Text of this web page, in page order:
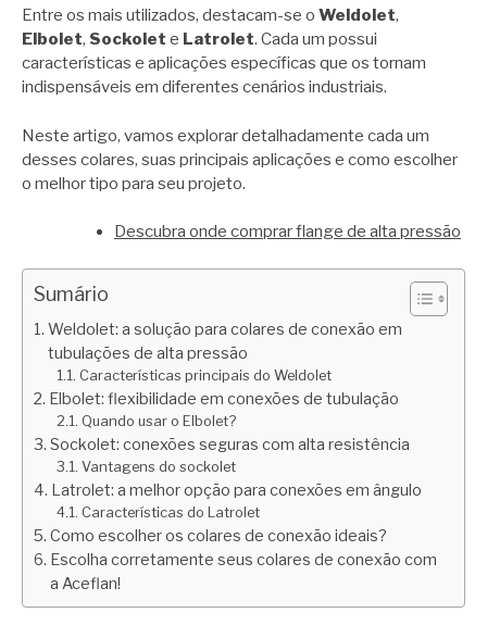
Entre os mais utilizados, destacam-se o Weldolet,
Elbolet, Sockolet e Latrolet. Cada um possui
características e aplicações específicas que os tornam
indispensáveis em diferentes cenários industriais.
Neste artigo, vamos explorar detalhadamente cada um
desses colares, suas principais aplicações e como escolher
o melhor tipo para seu projeto.
Descubra onde comprar flange de alta pressão
Sumário
Weldolet: a solução para colares de conexão em
tubulações de alta pressão
Características principais do Weldolet
Elbolet: flexibilidade em conexões de tubulação
Quando usar o Elbolet?
Sockolet: conexões seguras com alta resistência
Vantagens do sockolet
Latrolet: a melhor opção para conexões em ângulo
Características do Latrolet
Como escolher os colares de conexão ideais?
Escolha corretamente seus colares de conexão com
a Aceflan!